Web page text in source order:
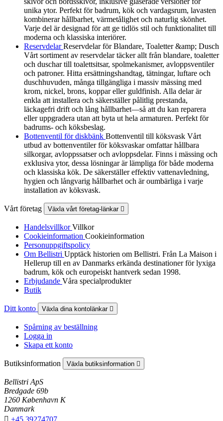
unika ytor. Perfekt för badrum, kök och vardagsrum, lavasten
kombinerar hållbarhet, värmetålighet och naturlig skönhet.
Varje del är designad för att ge tidlös stil och funktionalitet till
moderna och klassiska interiörer.
ReservdelarReservdelar för Blandare, Toaletter &amp; Dusch
Vårt sortiment av reservdelar täcker allt från blandare, toaletter
och duschar till toalettsitsar, spolmekanismer, avloppsventiler
och patroner. Hitta ersättningshandtag, tätningar, luftare och
duschhuvuden, många tillgängliga i massiv mässing med
krom, nickel, brons, koppar eller guldfinish. Alla delar är
enkla att installera och säkerställer pålitlig prestanda,
läckagefri drift och lång hållbarhet—så att du kan reparera
eller uppgradera utan att byta ut hela armaturen. Perfekt för
badrums- och köksbeslag.
Bottenventil för diskbänk Bottenventil till köksvask Vårt
utbud av bottenventiler för köksvaskar omfattar hållbara
silkorgar, avloppssatser och avloppsdelar. Finns i mässing och
exklusiva ytor, dessa lösningar är lämpliga för både moderna
och klassiska kök. De säkerställer effektiv vattenavledning,
hygien och långvarig hållbarhet och är oumbärliga i varje
installation av köksvask.
Vårt företag Växla vårt företag-länkar 
HandelsvillkorVillkor
Cookieinformation Cookieinformation
Personuppgiftspolicy
Om Bellistri Upptäck historien om Bellistri. Från La Maison i
Hellerup till en av Danmarks erkända destinationer för lyxiga
badrum, kök och europeiskt hantverk sedan 1998.
Erbjudande Våra specialprodukter
Butik
Ditt konto Växla dina kontolänkar 
Spårning av beställning
Logga in
Skapa ett konto
Butiksinformation Växla butiksinformation 
Bellistri ApS
Bredgade 69b
1260 København K
Danmark
 +45 39274707